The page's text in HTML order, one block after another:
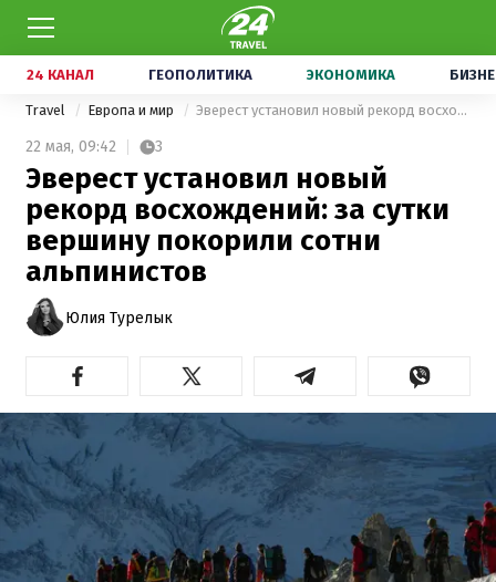
24 КАНАЛ ГЕОПОЛИТИКА ЭКОНОМИКА
Travel Европа и мир Эверест установил новый рекорд восхождений: за сутки вершину покорили сотни альпинистов
22 мая, 09:42 3
Эверест установил новый
рекорд восхождений: за сутки
вершину покорили сотни
альпинистов
Юлия Турелык